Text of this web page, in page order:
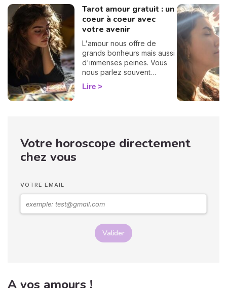
Tarot amour gratuit : un
coeur à coeur avec
votre avenir
L'amour nous offre de
grands bonheurs mais aussi
d'immenses peines. Vous
nous parlez souvent
d'amour dans vos
messages, vous nous
spéciale voyance amour.
Tirage de tarot amoureux,
Lire
Votre horoscope directement
chez vous
VOTRE EMAIL
Valider
A vos amours !